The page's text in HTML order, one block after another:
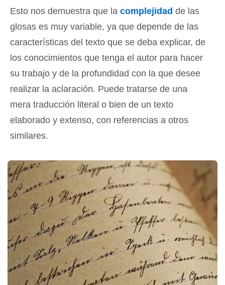
Esto nos demuestra que la complejidad de las
glosas es muy variable, ya que depende de las
características del texto que se deba explicar, de
los conocimientos que tenga el autor para hacer
su trabajo y de la profundidad con la que desee
realizar la aclaración. Puede tratarse de una
mera traducción literal o bien de un texto
elaborado y extenso, con referencias a otros
similares.